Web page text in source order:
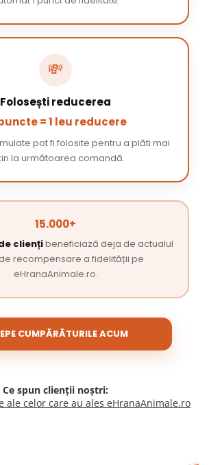
💸
Folosești reducerea
= 1 leu reducere
pot fi folosite pentru a plăti mai
la următoarea comandă.
15.000+
cliențibeneficiază deja de actualul
recompensare a fidelității pe
eHranaAnimale.ro.
CUMPĂRĂTURILE ACUM
Ce spun clienții noștri:
ale celor care au ales eHranaAnimale.ro